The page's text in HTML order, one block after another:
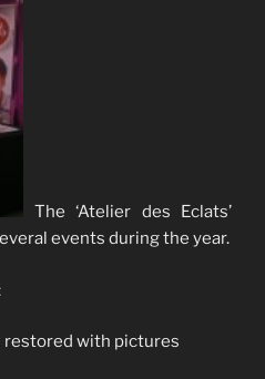
The ‘Atelier des Eclats’
events during the year.
restored with pictures